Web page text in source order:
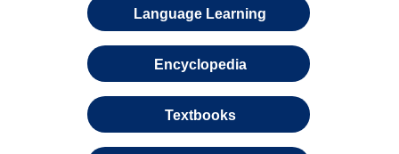
Language Learning
Encyclopedia
Textbooks